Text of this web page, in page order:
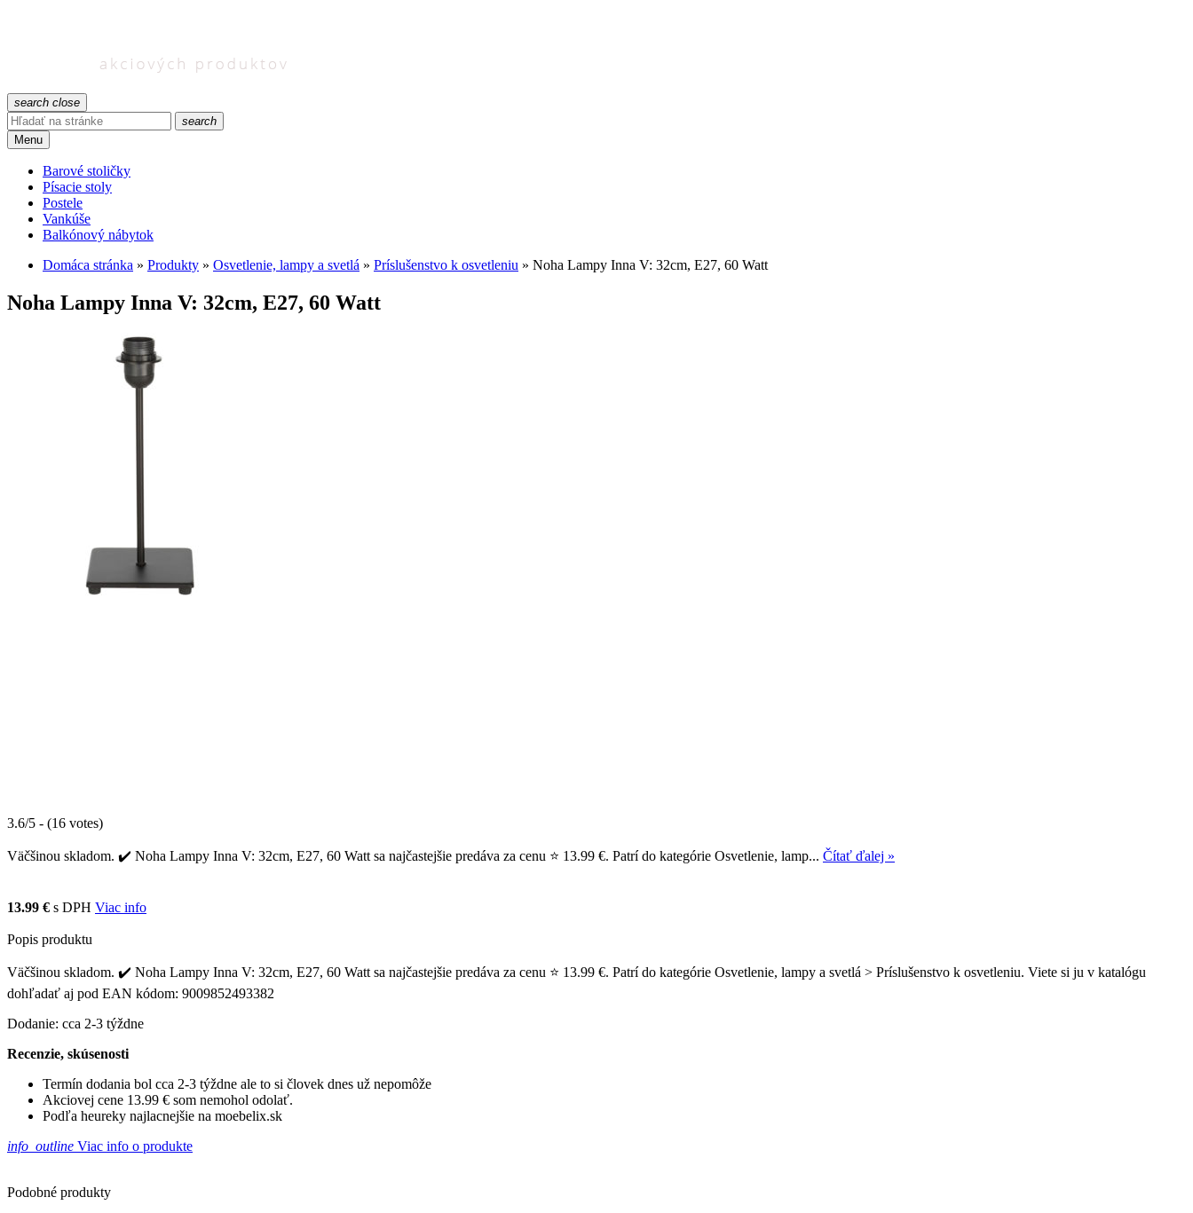
search close
search
Menu
Barové stoličky
Písacie stoly
Postele
Vankúše
Balkónový nábytok
Domáca stránka » Produkty » Osvetlenie, lampy a svetlá » Príslušenstvo k osvetleniu » Noha Lampy Inna V: 32cm, E27, 60 Watt
Noha Lampy Inna V: 32cm, E27, 60 Watt
3.6/5 - (16 votes)
Väčšinou skladom. ✔️ Noha Lampy Inna V: 32cm, E27, 60 Watt sa najčastejšie predáva za cenu ⭐ 13.99 €. Patrí do kategórie Osvetlenie, lamp... Čítať ďalej »
13.99 € s DPH Viac info
Popis produktu
Väčšinou skladom. ✔️ Noha Lampy Inna V: 32cm, E27, 60 Watt sa najčastejšie predáva za cenu ⭐ 13.99 €. Patrí do kategórie Osvetlenie, lampy a svetlá > Príslušenstvo k osvetleniu. Viete si ju v katalógu
dohľadať aj pod EAN kódom: 9009852493382
Dodanie: cca 2-3 týždne
Recenzie, skúsenosti
Termín dodania bol cca 2-3 týždne ale to si človek dnes už nepomôže
Akciovej cene 13.99 € som nemohol odolať.
Podľa heureky najlacnejšie na moebelix.sk
info_outline Viac info o produkte
Podobné produkty